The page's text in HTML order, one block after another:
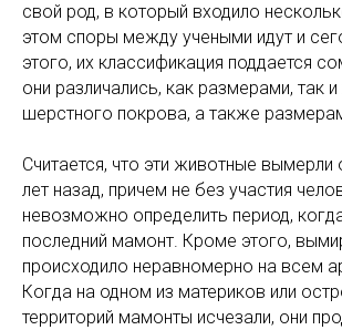
свой род, в который входило
этом споры между учеными идут и
этого, их классификация поддается
они различались, как размерами, так
шерстного покрова, а также
Считается, что эти животные вымерли
лет назад, причем не без участия
невозможно определить период,
последний мамонт. Кроме этого,
происходило неравномерно на всем
Когда на одном из материков или
территорий мамонты исчезали, они